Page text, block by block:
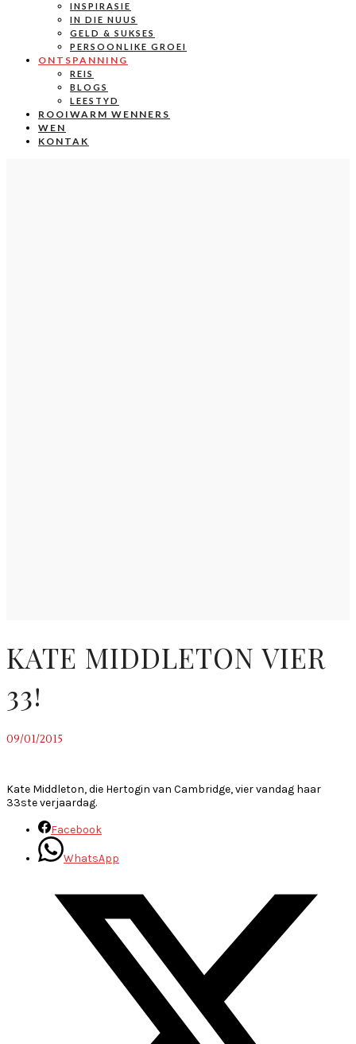
INSPIRASIE
IN DIE NUUS
GELD & SUKSES
PERSOONLIKE GROEI
ONTSPANNING
REIS
BLOGS
LEESTYD
ROOIWARM WENNERS
WEN
KONTAK
KATE MIDDLETON VIER
33!
09/01/2015
Kate Middleton, die Hertogin van Cambridge, vier vandag haar
33ste verjaardag.
Facebook
WhatsApp